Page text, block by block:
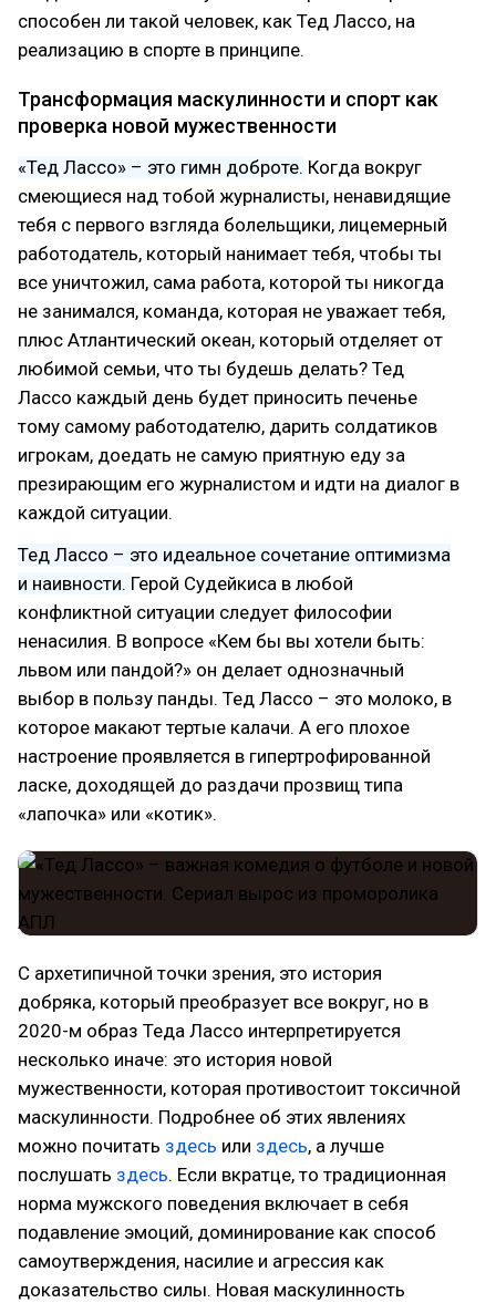
способен ли такой человек, как Тед Лассо, на
реализацию в спорте в принципе.
Трансформация маскулинности и спорт как
проверка новой мужественности
«Тед Лассо» – это гимн доброте. Когда вокруг
смеющиеся над тобой журналисты, ненавидящие
тебя с первого взгляда болельщики, лицемерный
работодатель, который нанимает тебя, чтобы ты
все уничтожил, сама работа, которой ты никогда
не занимался, команда, которая не уважает тебя,
плюс Атлантический океан, который отделяет от
любимой семьи, что ты будешь делать? Тед
Лассо каждый день будет приносить печенье
тому самому работодателю, дарить солдатиков
игрокам, доедать не самую приятную еду за
презирающим его журналистом и идти на диалог в
каждой ситуации.
Тед Лассо – это идеальное сочетание оптимизма
и наивности. Герой Судейкиса в любой
конфликтной ситуации следует философии
ненасилия. В вопросе «Кем бы вы хотели быть:
львом или пандой?» он делает однозначный
выбор в пользу панды. Тед Лассо – это молоко, в
которое макают тертые калачи. А его плохое
настроение проявляется в гипертрофированной
ласке, доходящей до раздачи прозвищ типа
«лапочка» или «котик».
С архетипичной точки зрения, это история
добряка, который преобразует все вокруг, но в
2020-м образ Теда Лассо интерпретируется
несколько иначе: это история новой
мужественности, которая противостоит токсичной
маскулинности. Подробнее об этих явлениях
можно почитать здесь или здесь, а лучше
послушать здесь. Если вкратце, то традиционная
норма мужского поведения включает в себя
подавление эмоций, доминирование как способ
самоутверждения, насилие и агрессия как
доказательство силы. Новая маскулинность